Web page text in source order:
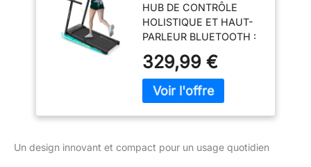
6% pour la Maison,
Le Bureau, 2,5 CV,
Support pour
Tasse, téléphone,
Ordinateur
Portable, Grande
Surface de Course
km/h, 120 kg
HUB DE CONTRÔLE
HOLISTIQUE ET HAUT-
PARLEUR BLUETOOTH :
contrôle transparent
avec le hub de contrôle
holistique. Avec l'écran
écran réglable assure
329,99 €
Un design innovant et compact pour un usage quotidien